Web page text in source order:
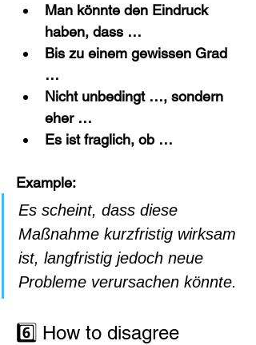
Man könnte den Eindruck
haben, dass …
Bis zu einem gewissen Grad
…
Nicht unbedingt …, sondern
eher …
Es ist fraglich, ob …
Example:
Es scheint, dass diese
Maßnahme kurzfristig wirksam
ist, langfristig jedoch neue
Probleme verursachen könnte.
6️⃣ How to disagree